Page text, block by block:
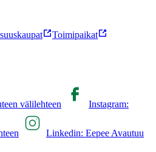
Toimipaikat
välilehteen Instagram:
Linkedin: Eepee Avautuu